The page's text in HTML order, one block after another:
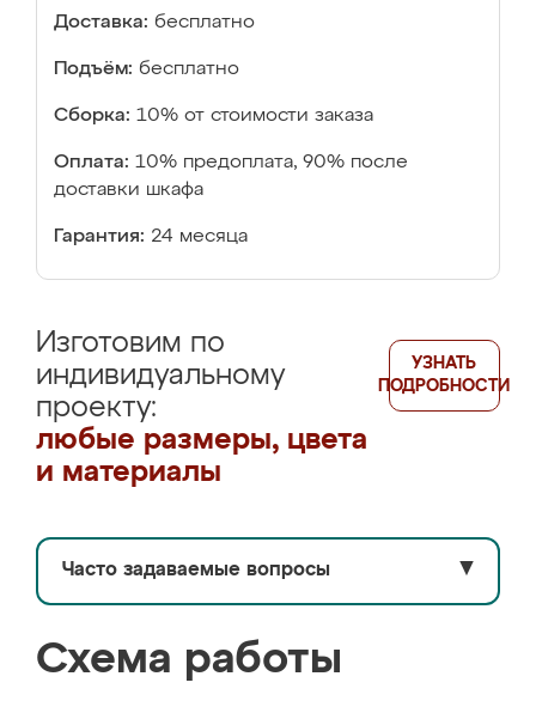
Доставка: бесплатно
Подъём: бесплатно
Сборка: 10% от стоимости заказа
Оплата: 10% предоплата, 90% после
доставки шкафа
Гарантия: 24 месяца
Изготовим по
индивидуальному
проекту:
любые размеры, цвета
и материалы
УЗНАТЬ
ПОДРОБНОСТИ
Часто задаваемые вопросы ▼
Схема работы